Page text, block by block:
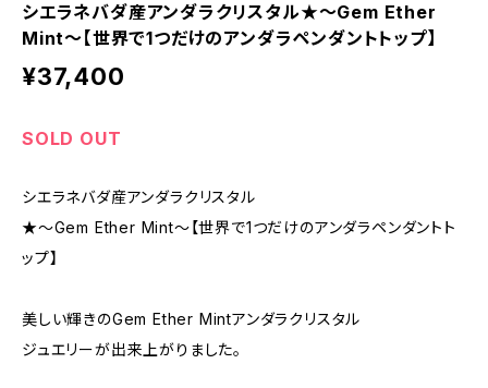
シエラネバダ産アンダラクリスタル★～Gem Ether
Mint～【世界で1つだけのアンダラペンダントトップ】
¥37,400
SOLD OUT
シエラネバダ産アンダラクリスタル
★～Gem Ether Mint～【世界で1つだけのアンダラペンダントト
ップ】
美しい輝きのGem Ether Mintアンダラクリスタル
ジュエリーが出来上がりました。